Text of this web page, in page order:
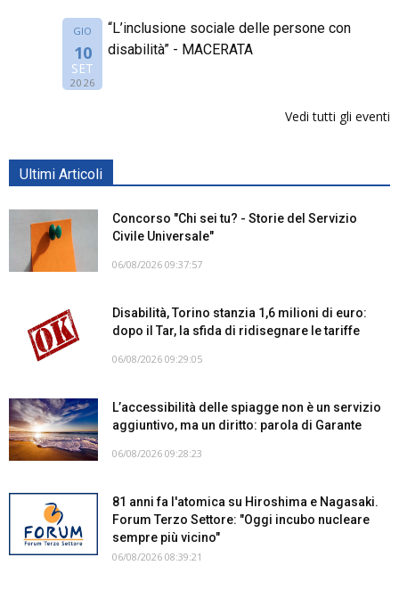
GIO
10
SET
2026
“L’inclusione sociale delle persone con
disabilità” - MACERATA
Vedi tutti gli eventi
Ultimi Articoli
Concorso "Chi sei tu? - Storie del Servizio
Civile Universale"
06/08/2026 09:37:57
Disabilità, Torino stanzia 1,6 milioni di euro:
dopo il Tar, la sfida di ridisegnare le tariffe
06/08/2026 09:29:05
L’accessibilità delle spiagge non è un servizio
aggiuntivo, ma un diritto: parola di Garante
06/08/2026 09:28:23
81 anni fa l'atomica su Hiroshima e Nagasaki.
Forum Terzo Settore: "Oggi incubo nucleare
sempre più vicino"
06/08/2026 08:39:21